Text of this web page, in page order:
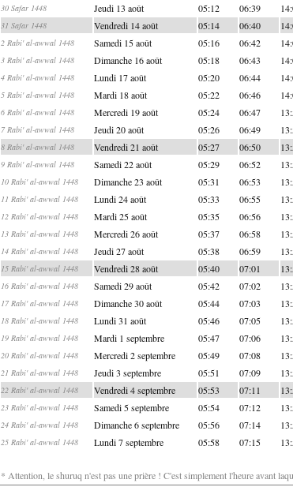
30 Safar 1448 Jeudi 13 août 05:12 06:39
31 Safar 1448 Vendredi 14 août 05:14 06:40
2 Rabi' al-awwal 1448 Samedi 15 août 05:16 06:42
3 Rabi' al-awwal 1448 Dimanche 16 août 05:18 06:43
4 Rabi' al-awwal 1448 Lundi 17 août 05:20 06:44
5 Rabi' al-awwal 1448 Mardi 18 août 05:22 06:46
6 Rabi' al-awwal 1448 Mercredi 19 août 05:24 06:47
7 Rabi' al-awwal 1448 Jeudi 20 août 05:26 06:49
8 Rabi' al-awwal 1448 Vendredi 21 août 05:27 06:50
9 Rabi' al-awwal 1448 Samedi 22 août 05:29 06:52
10 Rabi' al-awwal 1448 Dimanche 23 août 05:31 06:53
11 Rabi' al-awwal 1448 Lundi 24 août 05:33 06:55
12 Rabi' al-awwal 1448 Mardi 25 août 05:35 06:56
13 Rabi' al-awwal 1448 Mercredi 26 août 05:37 06:58
14 Rabi' al-awwal 1448 Jeudi 27 août 05:38 06:59
15 Rabi' al-awwal 1448 Vendredi 28 août 05:40 07:01
16 Rabi' al-awwal 1448 Samedi 29 août 05:42 07:02
17 Rabi' al-awwal 1448 Dimanche 30 août 05:44 07:03
18 Rabi' al-awwal 1448 Lundi 31 août 05:46 07:05
19 Rabi' al-awwal 1448 Mardi 1 septembre 05:47 07:06
20 Rabi' al-awwal 1448 Mercredi 2 septembre 05:49 07:08
21 Rabi' al-awwal 1448 Jeudi 3 septembre 05:51 07:09
22 Rabi' al-awwal 1448 Vendredi 4 septembre 05:53 07:11
23 Rabi' al-awwal 1448 Samedi 5 septembre 05:54 07:12
24 Rabi' al-awwal 1448 Dimanche 6 septembre 05:56 07:14
25 Rabi' al-awwal 1448 Lundi 7 septembre 05:58 07:15
* Attention, le shuruq n'est pas une prière ! C'est simplement l'heure avant